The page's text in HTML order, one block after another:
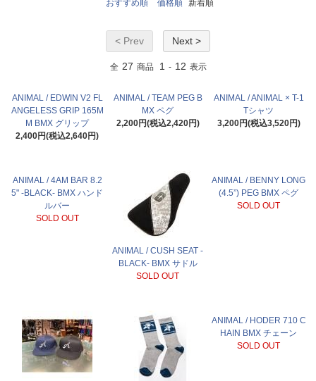
おすすめ順 価格順 新着順
< Prev Next >
全 27 商品 1 - 12 表示
ANIMAL / EDWIN V2 FL
ANGELESS GRIP 165M
M BMX グリップ
2,400円(税込2,640円)
ANIMAL / TEAM PEG B
MX ペグ
2,200円(税込2,420円)
ANIMAL / ANIMAL × T-1
Tシャツ
3,200円(税込3,520円)
ANIMAL / 4AM BAR 8.2
5" -BLACK- BMX ハンド
ルバー
SOLD OUT
ANIMAL / CUSH SEAT -
BLACK- BMX サドル
SOLD OUT
ANIMAL / BENNY LONG
(4.5”) PEG BMX ペグ
SOLD OUT
ANIMAL / HODER 710 C
HAIN BMX チェーン
SOLD OUT